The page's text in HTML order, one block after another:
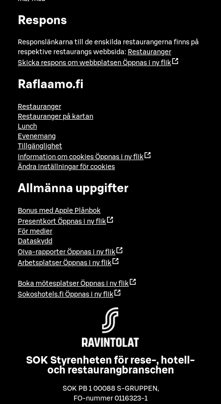
Respons
Responslänkarna till de enskilda restaurangerna finns på
respektive restaurangs webbsida: Restauranger
Skicka respons om webbplatsen Öppnas i ny flik
Raflaamo.fi
Restauranger
Restauranger på kartan
Lunch
Evenemang
Tillgänglighet
Information om cookies Öppnas i ny flik
Ändra inställningar för cookies
Allmänna uppgifter
Bonus med Apple Plånbok
Presentkort Öppnas i ny flik
För medier
Dataskydd
Oiva-rapporter Öppnas i ny flik
Arbetsplatser Öppnas i ny flik
Boka mötesplatser Öppnas i ny flik
Sokoshotels.fi Öppnas i ny flik
SOK Styrenheten för rese-, hotell-
och restaurangbranschen
SOK PB 1 00088 S-GRUPPEN ,
FO-nummer 0116323-1